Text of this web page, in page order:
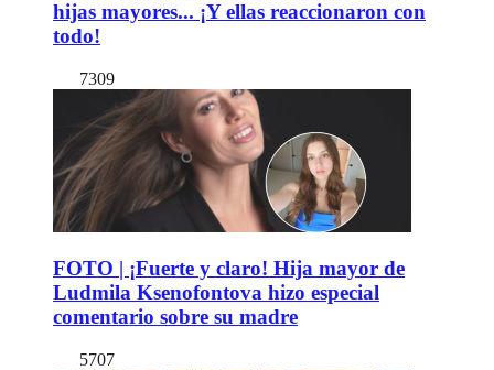
hijas mayores... ¡Y ellas reaccionaron con
todo!
7309
FOTO | ¡Fuerte y claro! Hija mayor de
Ludmila Ksenofontova hizo especial
comentario sobre su madre
5707